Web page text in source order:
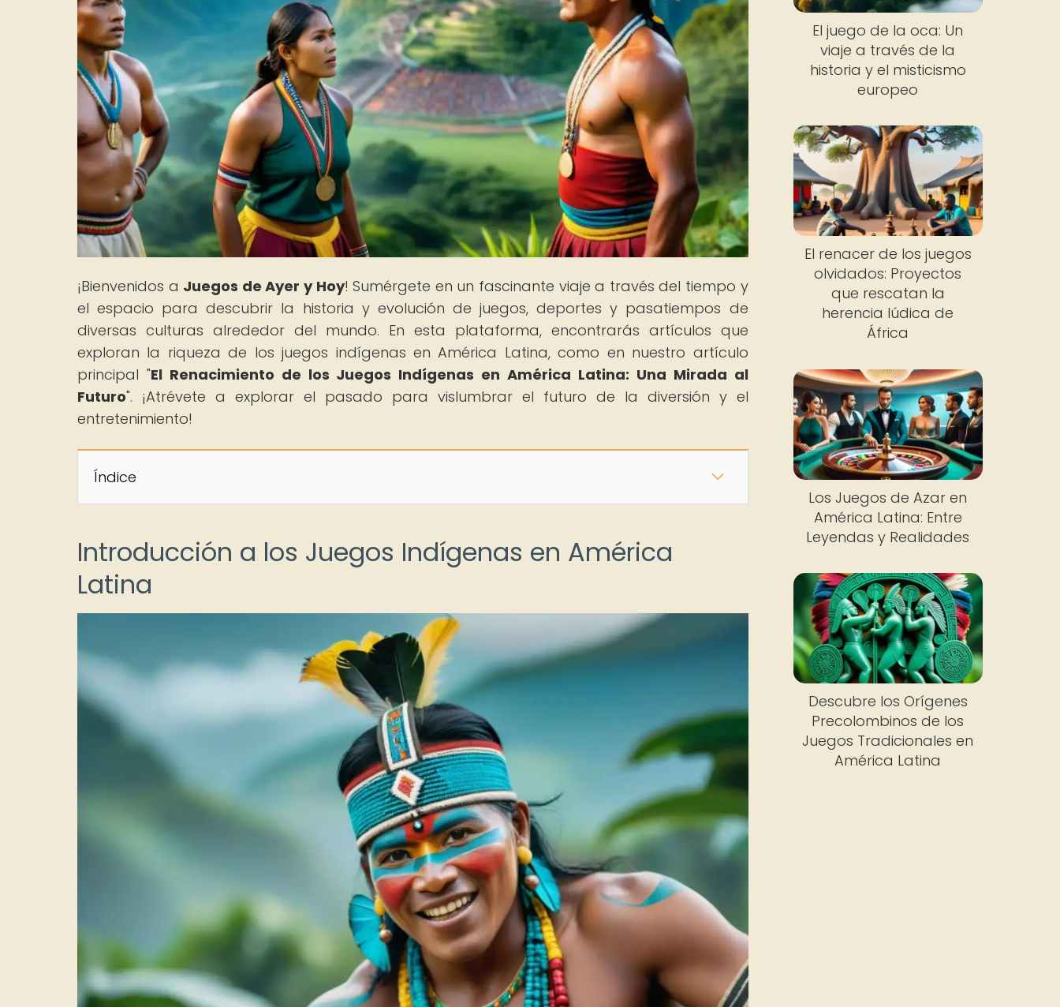
¡Bienvenidos a Juegos de Ayer y Hoy! Sumérgete en un fascinante viaje a través del tiempo y
el espacio para descubrir la historia y evolución de juegos, deportes y pasatiempos de
diversas culturas alrededor del mundo. En esta plataforma, encontrarás artículos que
exploran la riqueza de los juegos indígenas en América Latina, como en nuestro artículo
principal "El Renacimiento de los Juegos Indígenas en América Latina: Una Mirada al
Futuro". ¡Atrévete a explorar el pasado para vislumbrar el futuro de la diversión y el
entretenimiento!
Índice
Introducción a los Juegos Indígenas en América
Latina
El juego de la oca: Un
viaje a través de la
historia y el misticismo
europeo
El renacer de los juegos
olvidados: Proyectos
que rescatan la
herencia lúdica de
África
Los Juegos de Azar en
América Latina: Entre
Leyendas y Realidades
Descubre los Orígenes
Precolombinos de los
Juegos Tradicionales en
América Latina